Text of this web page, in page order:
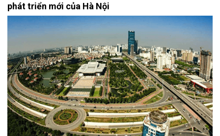
phát triển mới của Hà Nội